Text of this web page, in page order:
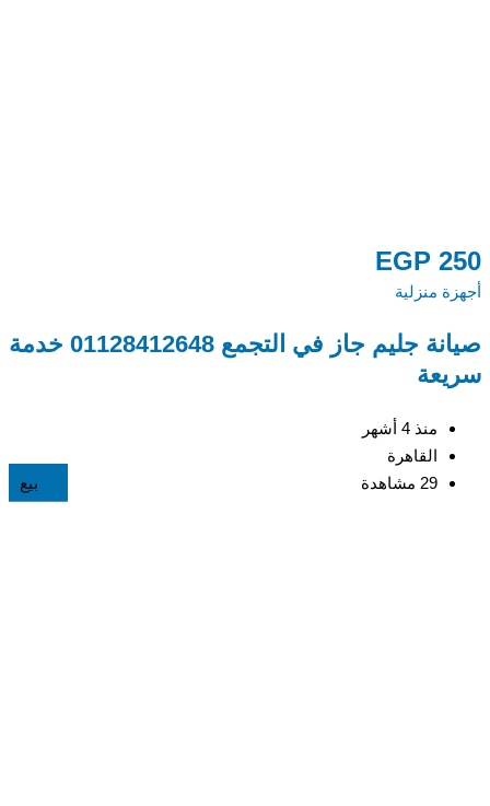
بيع
EGP 250
أجهزة منزلية
صيانة جليم جاز في التجمع 01128412648 خدمة
سريعة
منذ 4 أشهر
القاهرة
29 مشاهدة